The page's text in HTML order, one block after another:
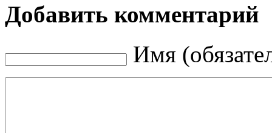
Добавить комментарий
Имя